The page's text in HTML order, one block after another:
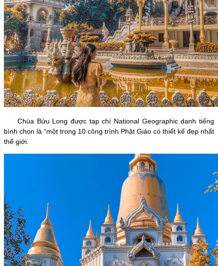
Chùa Bửu Long được tạp chí National Geographic danh tiếng
bình chọn là “một trong 10 công trình Phật Giáo có thiết kế đẹp nhất
thế giới.